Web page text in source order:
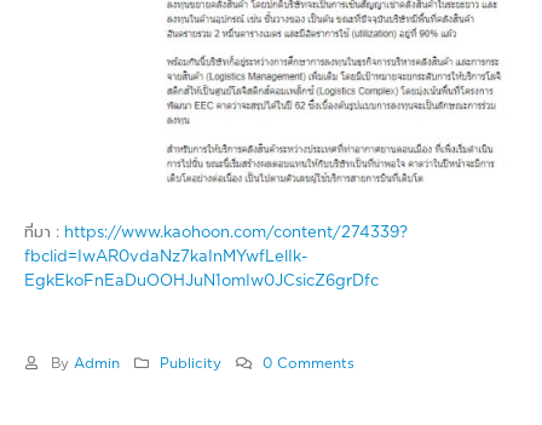
ที่มา : https://www.kaohoon.com/content/274339?
fbclid=IwAR0vdaNz7kaInMYwfLelIk-
EgkEkoFnEaDuOOHJuN1omIw0JCsicZ6grDfc
By Admin Publicity 0 Comments